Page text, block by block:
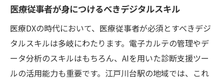
医療従事者が身につけるべきデジタルスキル
医療DXの時代において、医療従事者が必須とすべきデジ
タルスキルは多岐にわたります。電子カルテの管理やデ
ータ分析のスキルはもちろん、AIを用いた診断支援ツー
ルの活用能力も重要です。江戸川台駅の地域では、これ